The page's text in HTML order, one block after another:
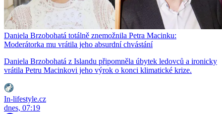
Daniela Brzobohatá totálně znemožnila Petra Macinku:
Moderátorka mu vrátila jeho absurdní chvástání
Daniela Brzobohatá z Islandu připomněla úbytek ledovců a ironicky
vrátila Petru Macinkovi jeho výrok o konci klimatické krize.
In-lifestyle.cz
dnes, 07:19